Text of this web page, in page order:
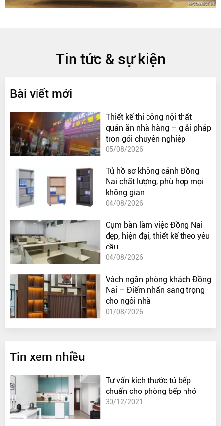
Tin tức & sự kiện
Bài viết mới
Thiết kế thi công nội thất
quán ăn nhà hàng – giải pháp
trọn gói chuyên nghiệp
05/08/2026
Tủ hồ sơ không cánh Đồng
Nai chất lượng, phù hợp mọi
không gian
04/08/2026
Cụm bàn làm việc Đồng Nai
đẹp, hiện đại, thiết kế theo yêu
cầu
04/08/2026
Vách ngăn phòng khách Đồng
Nai – Điểm nhấn sang trọng
cho ngôi nhà
01/08/2026
Tin xem nhiều
Tư vấn kích thước tủ bếp
chuẩn cho phòng bếp nhỏ
30/12/2021